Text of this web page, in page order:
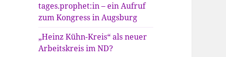
tages.prophet:in – ein Aufruf
zum Kongress in Augsburg
„Heinz Kühn-Kreis“ als neuer
Arbeitskreis im ND?